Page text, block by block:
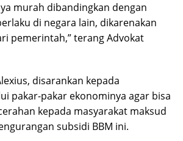
murah dibandingkan dengan
di negara lain, dikarenakan
pemerintah,” terang Advokat
disarankan kepada
pakar-pakar ekonominya agar bisa
kepada masyarakat maksud
subsidi BBM ini.